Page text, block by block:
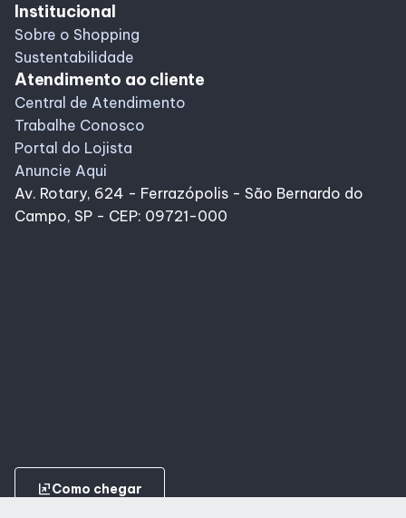
Institucional
Sobre o Shopping
Sustentabilidade
Atendimento ao cliente
Central de Atendimento
Trabalhe Conosco
Portal do Lojista
Anuncie Aqui
Av. Rotary, 624 - Ferrazópolis - São Bernardo do
Campo, SP - CEP: 09721-000
ungroupComo chegar